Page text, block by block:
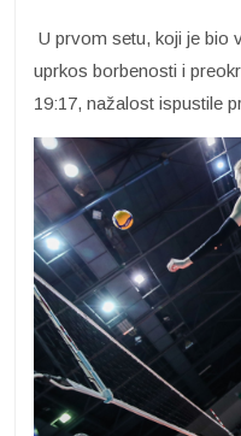
U prvom setu, koji je bio
uprkos borbenosti i
19:17, nažalost ispustile